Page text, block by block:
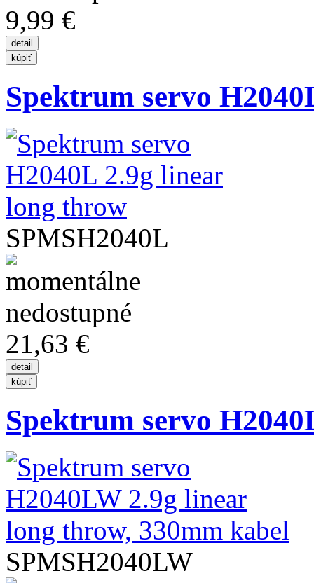
9,99 €
Spektrum servo
SPMSH2040L
21,63 €
Spektrum servo
SPMSH2040LW